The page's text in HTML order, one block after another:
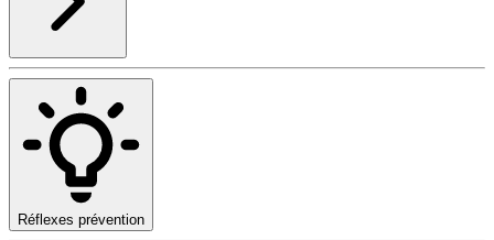
Réflexes prévention